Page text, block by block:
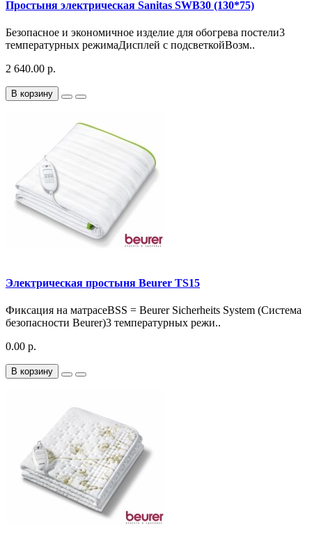
Простыня электрическая Sanitas SWB30 (130*75)
Безопасное и экономичное изделие для обогрева постели3
температурных режимаДисплей с подсветкойВозм..
2 640.00 р.
В корзину
Электрическая простыня Beurer TS15
Фиксация на матрасеBSS = Beurer Sicherheits System (Система
безопасности Beurer)3 температурных режи..
0.00 р.
В корзину